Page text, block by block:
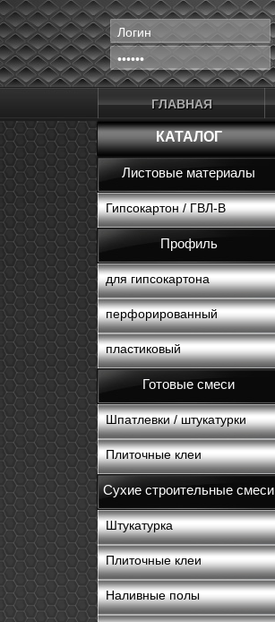
ГЛАВНАЯ
КАТАЛОГ
Листовые материалы
Гипсокартон / ГВЛ-В
Профиль
для гипсокартона
перфорированный
пластиковый
Готовые смеси
Шпатлевки / штукатурки
Плиточные клеи
Сухие строительные смеси
Штукатурка
Плиточные клеи
Наливные полы